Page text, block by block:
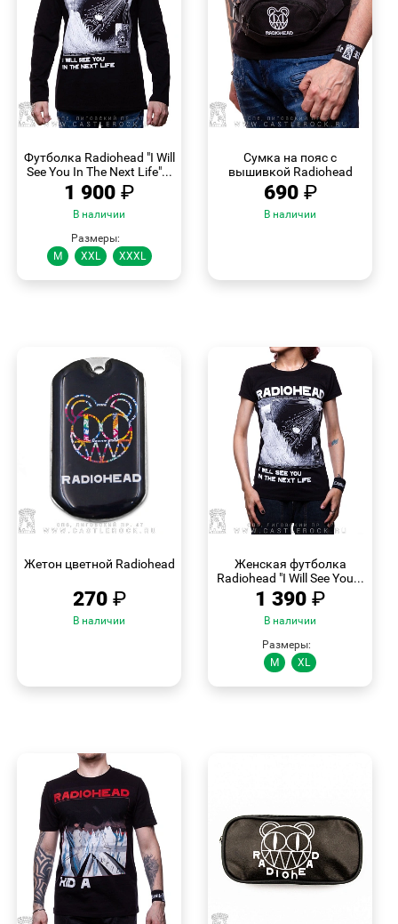
Футболка Radiohead "I Will
See You In The Next Life"...
1 900 ₽
В наличии
Размеры:
M
XXL XXXL
Сумка на пояс с
вышивкой Radiohead
690 ₽
В наличии
Жетон цветной Radiohead
270 ₽
В наличии
Женская футболка
Radiohead "I Will See You...
1 390 ₽
В наличии
Размеры:
M
XL